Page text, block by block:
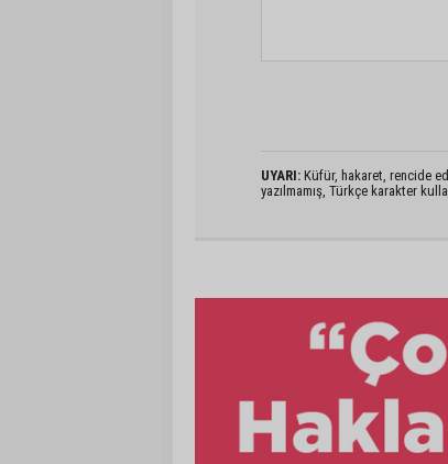
UYARI: Küfür, hakaret, rencide
yazılmamış, Türkçe karakter